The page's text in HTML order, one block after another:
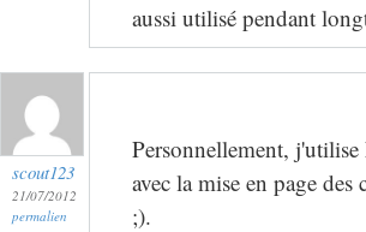
aussi utilisé pendant
scout123
21/07/2012
permalien
Personnellement, j'utilise
avec la mise en page des
;).